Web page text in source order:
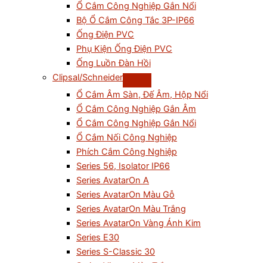
Ổ Cắm Công Nghiệp Gắn Nổi
Bộ Ổ Cắm Công Tắc 3P-IP66
Ống Điện PVC
Phụ Kiện Ống Điện PVC
Ống Luồn Đàn Hồi
Clipsal/Schneider
Ổ Cắm Âm Sàn, Đế Âm, Hộp Nổi
Ổ Cắm Công Nghiệp Gắn Âm
Ổ Cắm Công Nghiệp Gắn Nổi
Ổ Cắm Nối Công Nghiệp
Phích Cắm Công Nghiệp
Series 56, Isolator IP66
Series AvatarOn A
Series AvatarOn Màu Gỗ
Series AvatarOn Màu Trắng
Series AvatarOn Vàng Ánh Kim
Series E30
Series S-Classic 30